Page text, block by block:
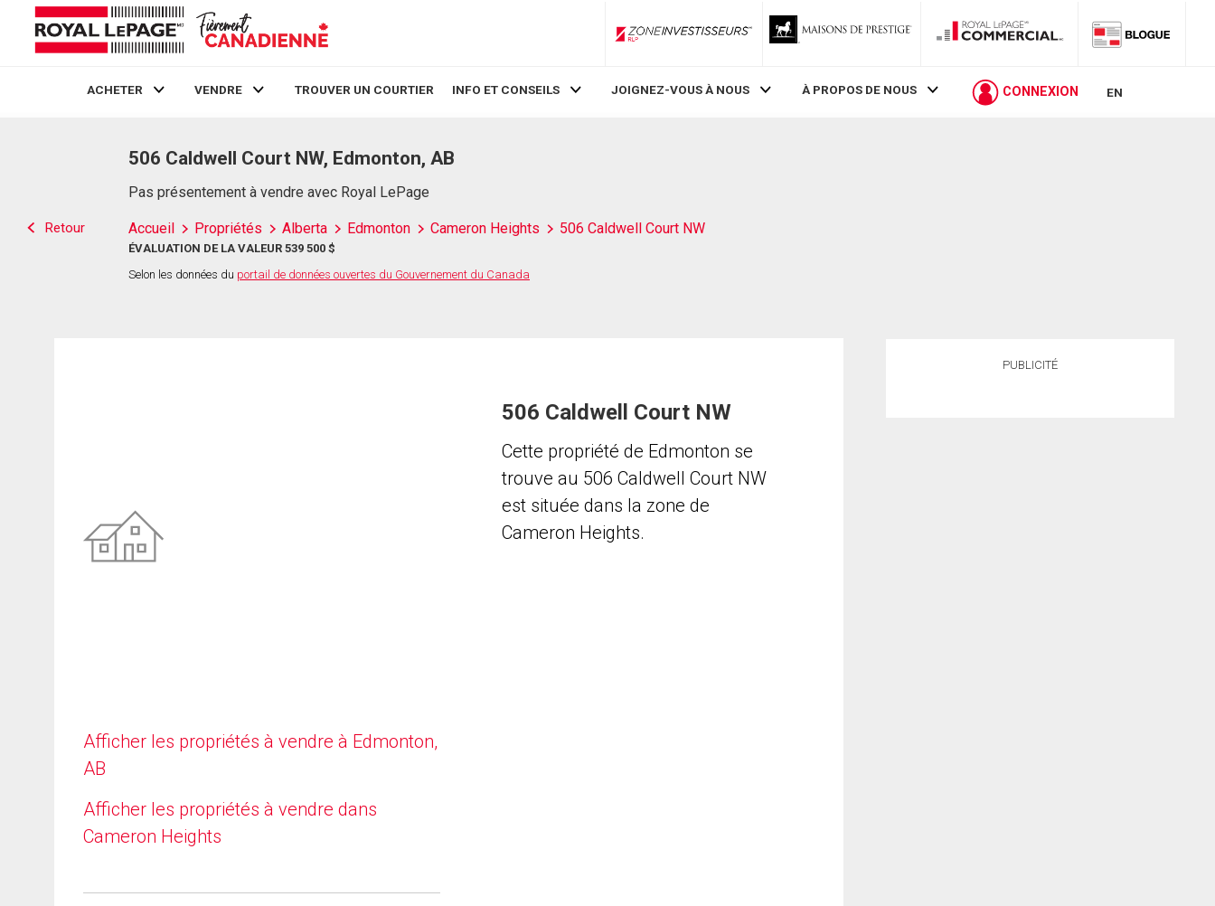
ZoneInvestisseurs RLP
ACHETER VENDRE TROUVER UN COURTIER INFO ET CONSEILS JOIGNEZ-VOUS À NOUS À PROPOS DE NOUS CONNEXION EN
Retour
506 Caldwell Court NW, Edmonton, AB
Pas présentement à vendre avec Royal LePage
Accueil Propriétés Alberta Edmonton Cameron Heights 506 Caldwell Court NW
ÉVALUATION DE LA VALEUR 539 500 $
Selon les données du portail de données ouvertes du Gouvernement du Canada
Afficher les propriétés à vendre à Edmonton,
AB
Afficher les propriétés à vendre dans
Cameron Heights
506 Caldwell Court NW
Cette propriété de Edmonton se
trouve au 506 Caldwell Court NW
est située dans la zone de
Cameron Heights.
PUBLICITÉ